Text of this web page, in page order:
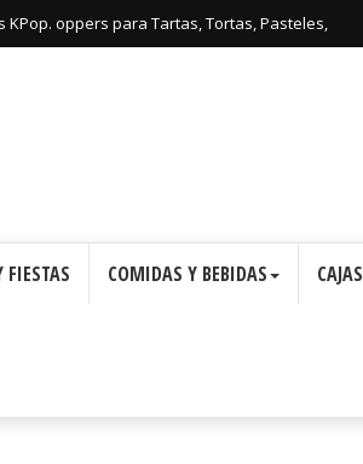
KPop. oppers para Tartas, Tortas, Pasteles,
FIESTAS COMIDAS Y BEBIDAS CAJAS